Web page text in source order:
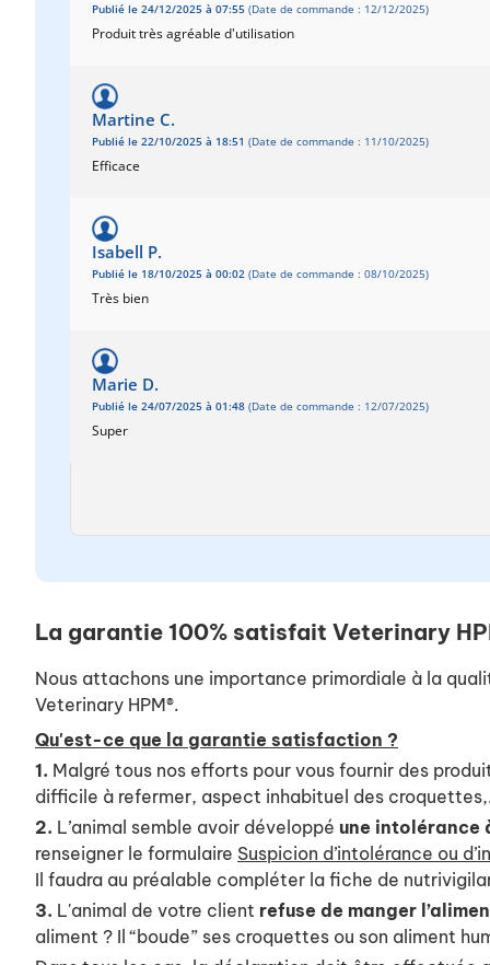
Publié le 24/12/2025 à 07:55 (Date de commande : 12/12/2025)
Produit très agréable d'utilisation
Martine C.
Publié le 22/10/2025 à 18:51 (Date de commande : 11/10/2025)
Efficace
Isabell P.
Publié le 18/10/2025 à 00:02 (Date de commande : 08/10/2025)
Très bien
Marie D.
Publié le 24/07/2025 à 01:48 (Date de commande : 12/07/2025)
Super
La garantie 100% satisfait Veterinary
Nous attachons une importance primordiale à la
Veterinary HPM®.
Qu'est-ce que la garantie satisfaction ?
1. Malgré tous nos efforts pour vous fournir des
difficile à refermer, aspect inhabituel des
2. L’animal semble avoir développé une intolérance
renseigner le formulaire Suspicion d’intolérance ou
Il faudra au préalable compléter la fiche de
3. L'animal de votre client refuse de manger
aliment ? Il “boude” ses croquettes ou son aliment